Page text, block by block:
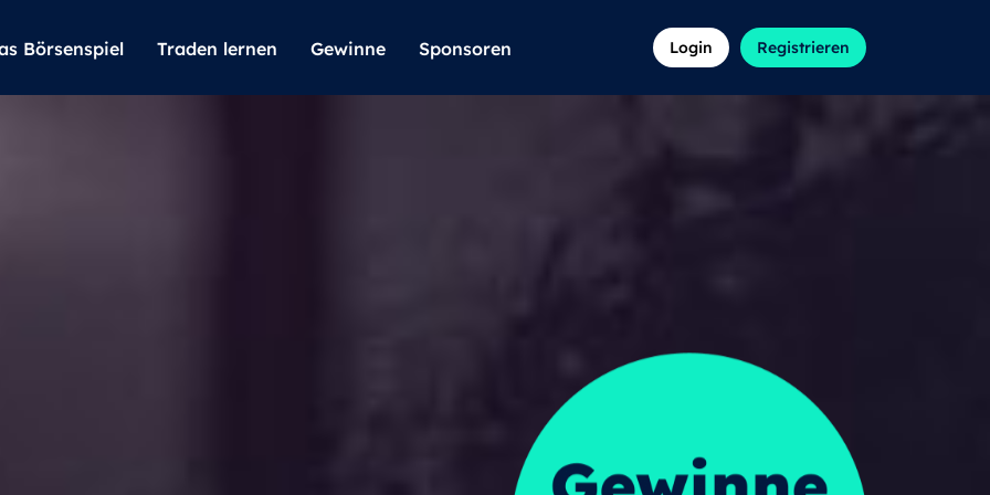
Börsenspiel Traden lernen Gewinne Sponsoren Login Registrieren